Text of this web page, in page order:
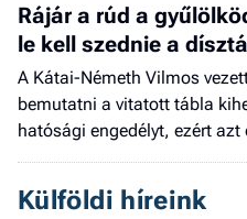
Rájár a rúd a
le kell szednie a
A Kátai-Németh Vilmos
bemutatni a vitatott tábla
hatósági engedélyt, ezért
Külföldi híreink